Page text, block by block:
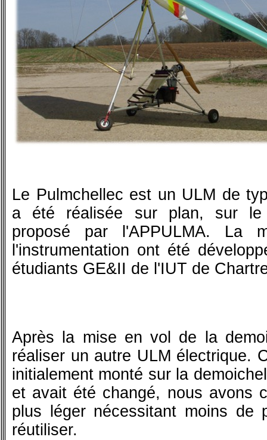
Le Pulmchellec est un ULM de
a été réalisée sur plan, sur
proposé par l'APPULMA. La
l'instrumentation ont été
étudiants GE&II de l'IUT de
Après la mise en vol de la
réaliser un autre ULM électrique.
initialement monté sur la
et avait été changé, nous avons
plus léger nécessitant moins de
réutiliser.